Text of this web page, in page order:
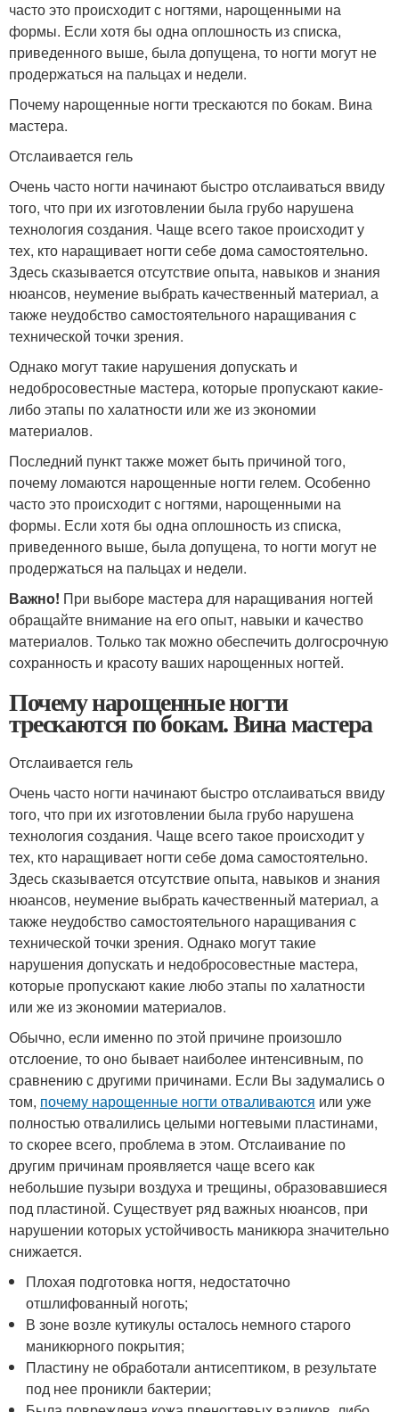
часто это происходит с ногтями, нарощенными на
формы. Если хотя бы одна оплошность из списка,
приведенного выше, была допущена, то ногти могут не
продержаться на пальцах и недели.
Почему нарощенные ногти трескаются по бокам. Вина
мастера.
Отслаивается гель
Очень часто ногти начинают быстро отслаиваться ввиду
того, что при их изготовлении была грубо нарушена
технология создания. Чаще всего такое происходит у
тех, кто наращивает ногти себе дома самостоятельно.
Здесь сказывается отсутствие опыта, навыков и знания
нюансов, неумение выбрать качественный материал, а
также неудобство самостоятельного наращивания с
технической точки зрения.
Однако могут такие нарушения допускать и
недобросовестные мастера, которые пропускают какие-
либо этапы по халатности или же из экономии
материалов.
Последний пункт также может быть причиной того,
почему ломаются нарощенные ногти гелем. Особенно
часто это происходит с ногтями, нарощенными на
формы. Если хотя бы одна оплошность из списка,
приведенного выше, была допущена, то ногти могут не
продержаться на пальцах и недели.
Важно! При выборе мастера для наращивания ногтей
обращайте внимание на его опыт, навыки и качество
материалов. Только так можно обеспечить долгосрочную
сохранность и красоту ваших нарощенных ногтей.
Почему нарощенные ногти
трескаются по бокам. Вина мастера
Отслаивается гель
Очень часто ногти начинают быстро отслаиваться ввиду
того, что при их изготовлении была грубо нарушена
технология создания. Чаще всего такое происходит у
тех, кто наращивает ногти себе дома самостоятельно.
Здесь сказывается отсутствие опыта, навыков и знания
нюансов, неумение выбрать качественный материал, а
также неудобство самостоятельного наращивания с
технической точки зрения. Однако могут такие
нарушения допускать и недобросовестные мастера,
которые пропускают какие любо этапы по халатности
или же из экономии материалов.
Обычно, если именно по этой причине произошло
отслоение, то оно бывает наиболее интенсивным, по
сравнению с другими причинами. Если Вы задумались о
том, почему нарощенные ногти отваливаются или уже
полностью отвалились целыми ногтевыми пластинами,
то скорее всего, проблема в этом. Отслаивание по
другим причинам проявляется чаще всего как
небольшие пузыри воздуха и трещины, образовавшиеся
под пластиной. Существует ряд важных нюансов, при
нарушении которых устойчивость маникюра значительно
снижается.
Плохая подготовка ногтя, недостаточно
отшлифованный ноготь;
В зоне возле кутикулы осталось немного старого
маникюрного покрытия;
Пластину не обработали антисептиком, в результате
под нее проникли бактерии;